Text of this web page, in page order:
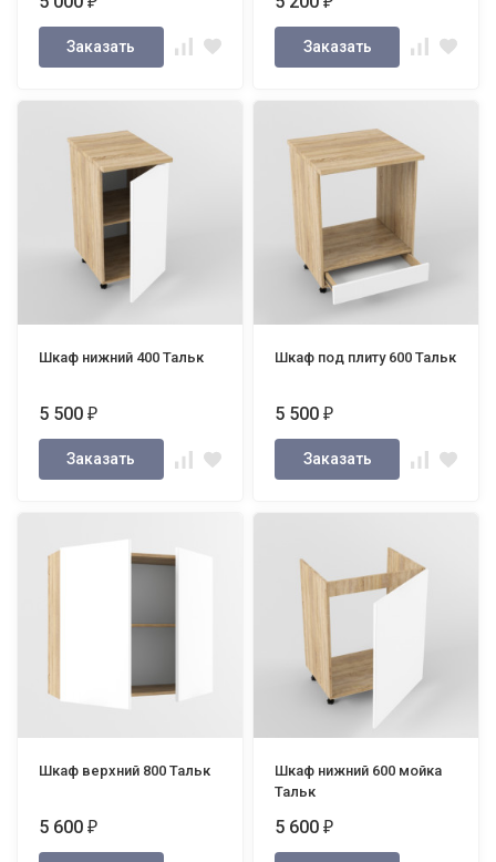
Заказать Заказать
Шкаф нижний 400 Тальк
5 500₽
Заказать
Шкаф под плиту 600 Тальк
5 500₽
Заказать
Шкаф верхний 800 Тальк
5 600₽
Шкаф нижний 600 мойка
Тальк
5 600₽